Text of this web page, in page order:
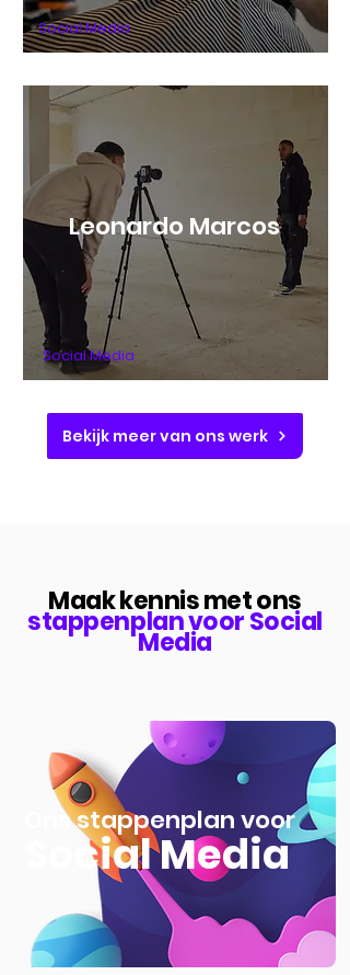
Social Media
Leonardo Marcos
Social Media
Bekijk meer van ons werk
Maak kennis met ons
stappenplan voor Social
Media
Ons stappenplan voor
Social Media